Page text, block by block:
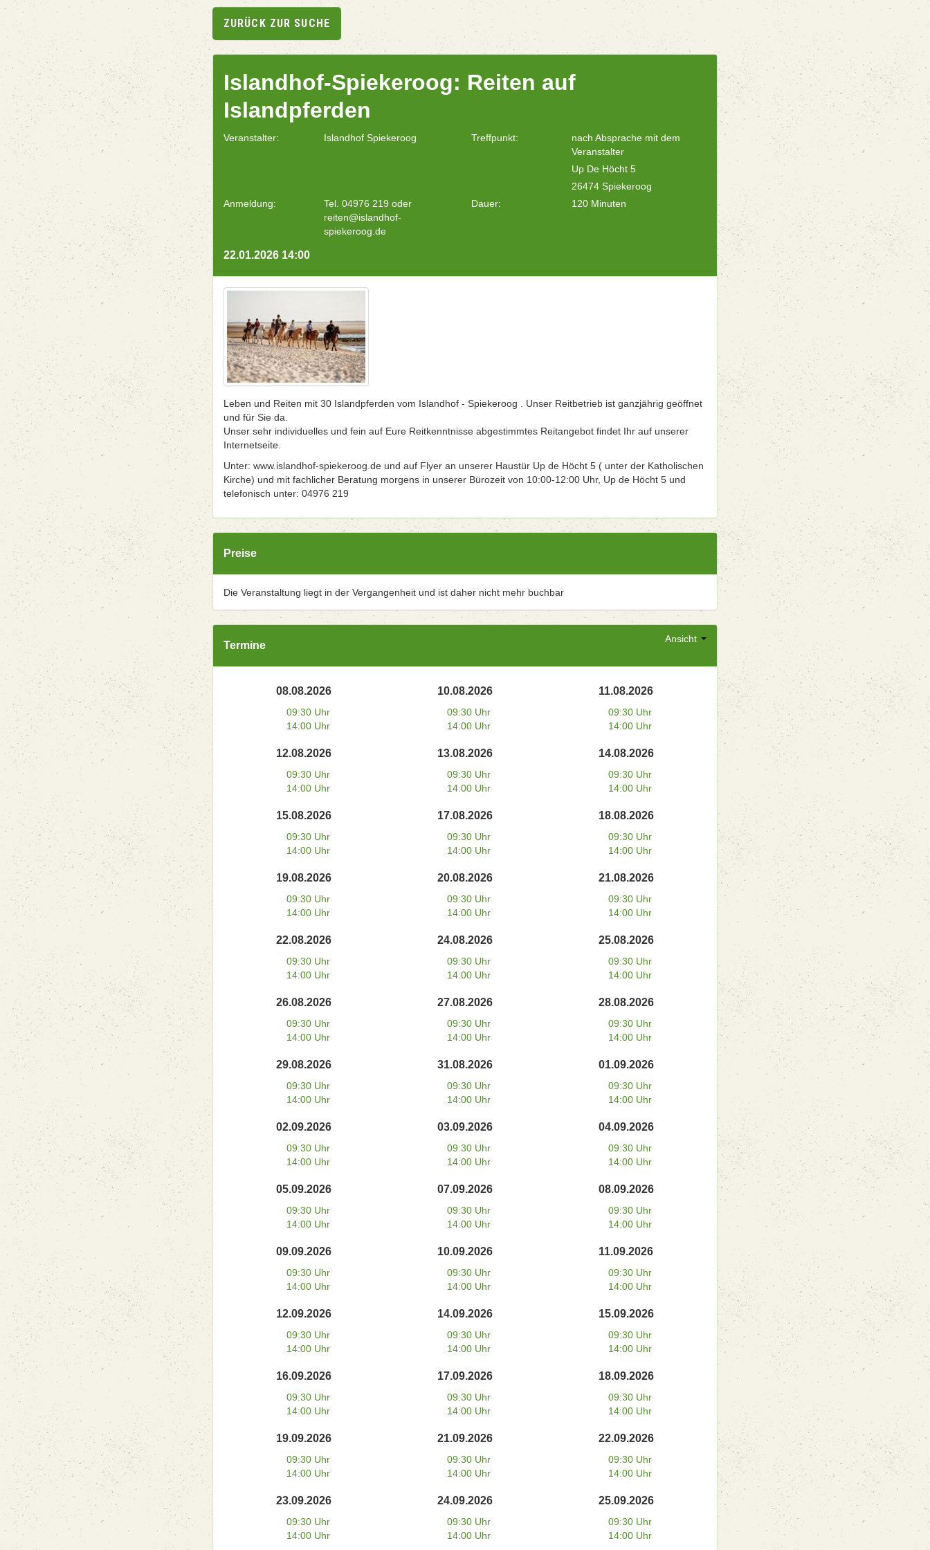
ZURÜCK ZUR SUCHE
Islandhof-Spiekeroog: Reiten auf
Islandpferden
Veranstalter: Islandhof Spiekeroog Treffpunkt:
nach Absprache mit dem
Veranstalter
Up De Höcht 5
26474 Spiekeroog
Anmeldung:
Tel. 04976 219 oder
reiten@islandhof-
spiekeroog.de
Dauer: 120 Minuten
22.01.2026 14:00
Leben und Reiten mit 30 Islandpferden vom Islandhof - Spiekeroog . Unser Reitbetrieb ist ganzjährig geöffnet
und für Sie da.
Unser sehr individuelles und fein auf Eure Reitkenntnisse abgestimmtes Reitangebot findet Ihr auf unserer
Internetseite.
Unter: www.islandhof-spiekeroog.de und auf Flyer an unserer Haustür Up de Höcht 5 ( unter der Katholischen
Kirche) und mit fachlicher Beratung morgens in unserer Bürozeit von 10:00-12:00 Uhr, Up de Höcht 5 und
telefonisch unter: 04976 219
Preise
Die Veranstaltung liegt in der Vergangenheit und ist daher nicht mehr buchbar
Ansicht
Termine
08.08.2026
09:30 Uhr
14:00 Uhr
10.08.2026
09:30 Uhr
14:00 Uhr
11.08.2026
09:30 Uhr
14:00 Uhr
12.08.2026
09:30 Uhr
14:00 Uhr
13.08.2026
09:30 Uhr
14:00 Uhr
14.08.2026
09:30 Uhr
14:00 Uhr
15.08.2026
09:30 Uhr
14:00 Uhr
17.08.2026
09:30 Uhr
14:00 Uhr
18.08.2026
09:30 Uhr
14:00 Uhr
19.08.2026
09:30 Uhr
14:00 Uhr
20.08.2026
09:30 Uhr
14:00 Uhr
21.08.2026
09:30 Uhr
14:00 Uhr
22.08.2026
09:30 Uhr
14:00 Uhr
24.08.2026
09:30 Uhr
14:00 Uhr
25.08.2026
09:30 Uhr
14:00 Uhr
26.08.2026
09:30 Uhr
14:00 Uhr
27.08.2026
09:30 Uhr
14:00 Uhr
28.08.2026
09:30 Uhr
14:00 Uhr
29.08.2026
09:30 Uhr
14:00 Uhr
31.08.2026
09:30 Uhr
14:00 Uhr
01.09.2026
09:30 Uhr
14:00 Uhr
02.09.2026
09:30 Uhr
14:00 Uhr
03.09.2026
09:30 Uhr
14:00 Uhr
04.09.2026
09:30 Uhr
14:00 Uhr
05.09.2026
09:30 Uhr
14:00 Uhr
07.09.2026
09:30 Uhr
14:00 Uhr
08.09.2026
09:30 Uhr
14:00 Uhr
09.09.2026
09:30 Uhr
14:00 Uhr
10.09.2026
09:30 Uhr
14:00 Uhr
11.09.2026
09:30 Uhr
14:00 Uhr
12.09.2026
09:30 Uhr
14:00 Uhr
14.09.2026
09:30 Uhr
14:00 Uhr
15.09.2026
09:30 Uhr
14:00 Uhr
16.09.2026
09:30 Uhr
14:00 Uhr
17.09.2026
09:30 Uhr
14:00 Uhr
18.09.2026
09:30 Uhr
14:00 Uhr
19.09.2026
09:30 Uhr
14:00 Uhr
21.09.2026
09:30 Uhr
14:00 Uhr
22.09.2026
09:30 Uhr
14:00 Uhr
23.09.2026
09:30 Uhr
14:00 Uhr
24.09.2026
09:30 Uhr
14:00 Uhr
25.09.2026
09:30 Uhr
14:00 Uhr